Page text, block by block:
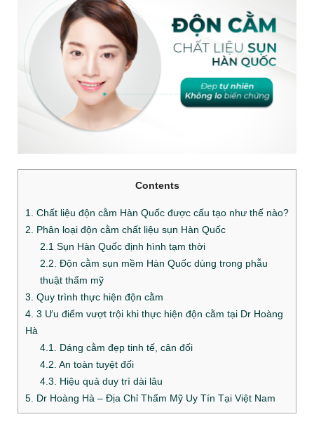
Contents
1. Chất liệu độn cằm Hàn Quốc được cấu tạo như thế nào?
2. Phân loại độn cằm chất liệu sụn Hàn Quốc
2.1 Sụn Hàn Quốc định hình tạm thời
2.2. Độn cằm sụn mềm Hàn Quốc dùng trong phẫu
thuật thẩm mỹ
3. Quy trình thực hiện độn cằm
4. 3 Ưu điểm vượt trội khi thực hiện độn cằm tại Dr Hoàng
Hà
4.1. Dáng cằm đẹp tinh tế, cân đối
4.2. An toàn tuyệt đối
4.3. Hiệu quả duy trì dài lâu
5. Dr Hoàng Hà – Địa Chỉ Thẩm Mỹ Uy Tín Tại Việt Nam